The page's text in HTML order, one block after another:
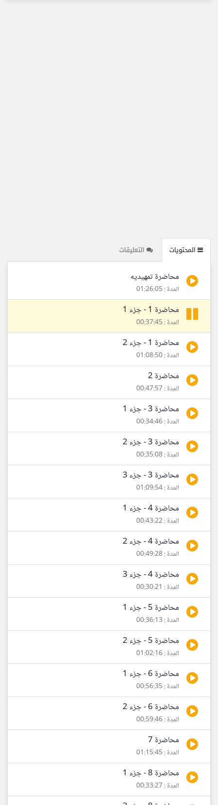
المحتويات التعليقات
محاضرة تمهيديه
المدة : 01:26:05
محاضرة 1 - جزء 1
المدة : 00:37:45
محاضرة 1 - جزء 2
المدة : 01:08:50
محاضرة 2
المدة : 00:47:57
محاضرة 3 - جزء 1
المدة : 00:34:46
محاضرة 3 - جزء 2
المدة : 00:35:08
محاضرة 3 - جزء 3
المدة : 01:09:54
محاضرة 4 - جزء 1
المدة : 00:43:22
محاضرة 4 - جزء 2
المدة : 00:49:28
محاضرة 4 - جزء 3
المدة : 00:30:21
محاضرة 5 - جزء 1
المدة : 00:36:13
محاضرة 5 - جزء 2
المدة : 01:02:16
محاضرة 6 - جزء 1
المدة : 00:56:35
محاضرة 6 - جزء 2
المدة : 00:59:46
محاضرة 7
المدة : 01:15:45
محاضرة 8 - جزء 1
المدة : 00:33:27